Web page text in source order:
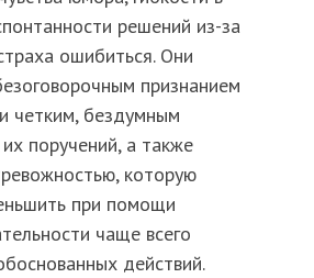
решений из-за
ошибиться. Они
признанием
четким, бездумным
поручений, а также
которую
при помощи
чаще всего
действий.